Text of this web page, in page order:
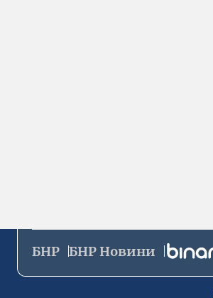
БНР БНР Новини